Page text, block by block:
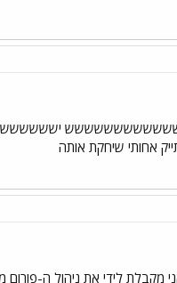
יששששששששש לי
אחותי שיחקת אותה